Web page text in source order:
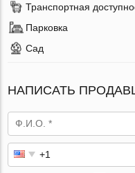
Транспортная
Парковка
Сад
НАПИСАТЬ